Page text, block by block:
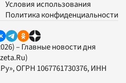
Условия использования
Политика конфиденциальности
– Главные новости дня
, ОГРН 1067761730376, ИНН